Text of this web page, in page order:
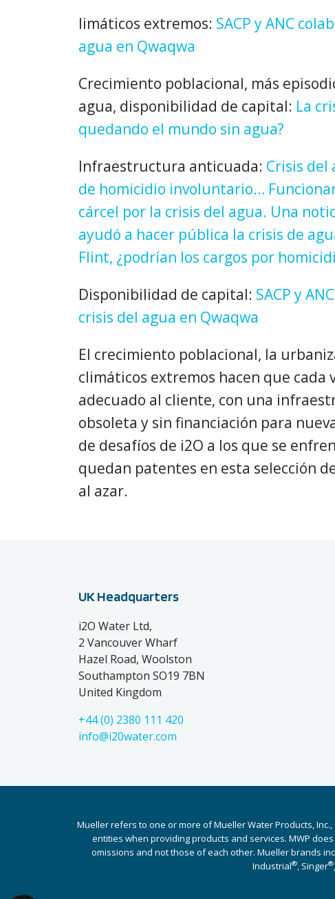
limáticos extremos: SACP y ANC
agua en Qwaqwa
Crecimiento poblacional, más
agua, disponibilidad de capital: La
quedando el mundo sin agua?
Infraestructura anticuada: Crisis del
de homicidio involuntario…
cárcel por la crisis del agua. Una
ayudó a hacer pública la crisis de
Flint, ¿podrían los cargos por
Disponibilidad de capital: SACP y
crisis del agua en Qwaqwa
El crecimiento poblacional, la
climáticos extremos hacen que cada
adecuado al cliente, con una
obsoleta y sin financiación para
de desafíos de i2O a los que se
quedan patentes en esta selección
al azar.
UK Headquarters
i2O Water Ltd,
2 Vancouver Wharf
Hazel Road, Woolston
Southampton SO19 7BN
United Kingdom
+44 (0) 2380 111 420
info@i20water.com
Mueller refers to one or more of Mueller Water Products,
entities when providing products and services. MWP
omissions and not those of each other. Mueller brands
Industrial®, Singer®